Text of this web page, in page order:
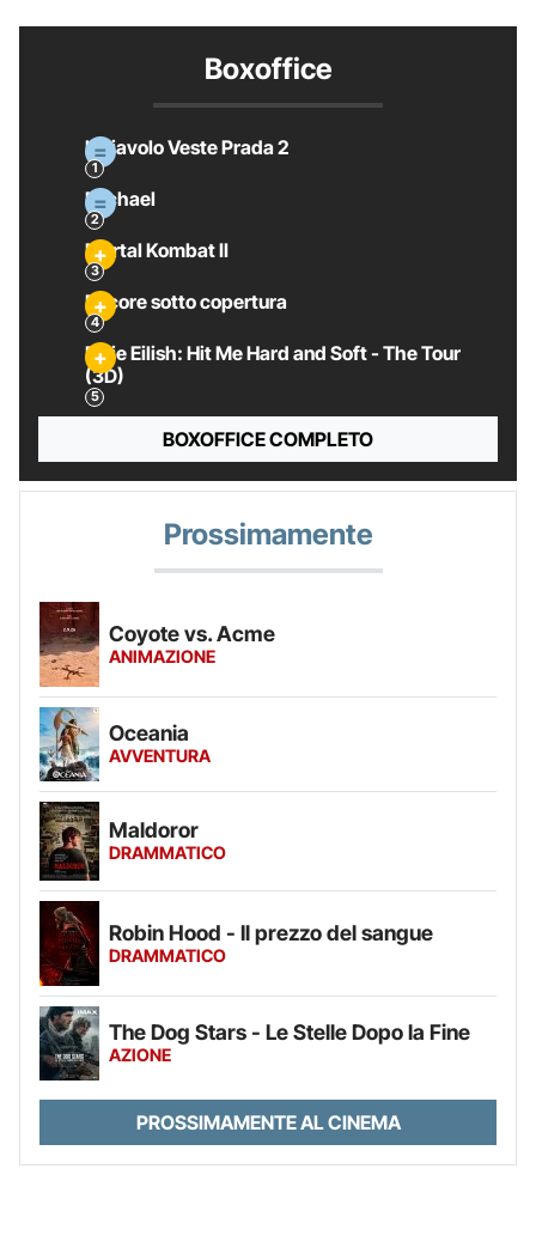
Boxoffice
Il Diavolo Veste Prada 2
Michael
Mortal Kombat II
Pecore sotto copertura
Billie Eilish: Hit Me Hard and Soft - The Tour
(3D)
BOXOFFICE COMPLETO
Prossimamente
Coyote vs. Acme
ANIMAZIONE
Oceania
AVVENTURA
Maldoror
DRAMMATICO
Robin Hood - Il prezzo del sangue
DRAMMATICO
The Dog Stars - Le Stelle Dopo la Fine
AZIONE
PROSSIMAMENTE AL CINEMA